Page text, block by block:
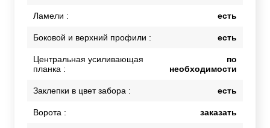
Ламели : есть
Боковой и верхний профили : есть
Центральная усиливающая
планка :
по
необходимости
Заклепки в цвет забора : есть
Ворота : заказать